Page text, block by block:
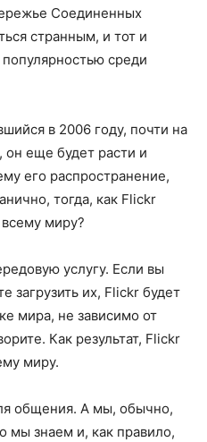
Соединенных
странным, и тот и
среди
в 2006 году, почти на
еще будет расти и
его распространение,
тогда, как Flickr
миру?
услугу. Если вы
загрузить их, Flickr будет
мира, не зависимо от
Как результат, Flickr
миру.
общения. А мы, обычно,
мы знаем и, как правило,